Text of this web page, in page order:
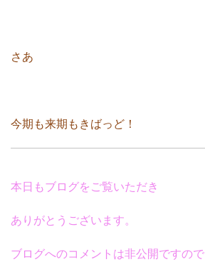
さあ
今期も来期もきばっど！
本日もブログをご覧いただき
ありがとうございます。
ブログへのコメントは非公開ですので